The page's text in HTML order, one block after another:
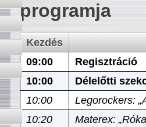
programja
Kezdés
09:00
Regisztráció
10:00
Délelőtti
10:00
Legorockers:
10:20
Materex: